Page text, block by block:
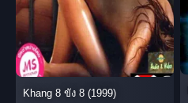
Khang 8 ขัง 8 (1999)